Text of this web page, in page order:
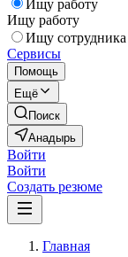
Ищу работу
Ищу работу
Ищу сотрудника
Сервисы
Помощь
Ещё
Поиск
Анадырь
Войти
Войти
Создать резюме
Главная